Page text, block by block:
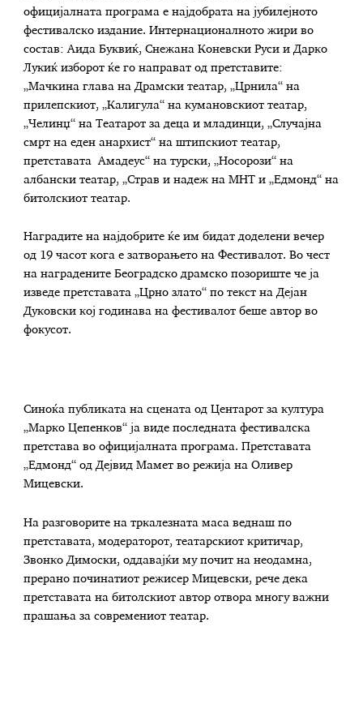
официјалната програма е најдобрата на јубилејното
фестивалско издание. Интернационалното жири во
состав: Аида Буквиќ, Снежана Коневски Руси и Дарко
Лукиќ изборот ќе го направат од претставите:
„Мачкина глава на Драмски театар, „Црнила“ на
прилепскиот, „Калигула“ на кумановскиот театар,
„Челинџ“ на Театарот за деца и младинци, „Случајна
смрт на еден анархист“ на штипскиот театар,
претставата Амадеус“ на турски, „Носорози“ на
албански театар, „Страв и надеж на МНТ и „Едмонд“ на
битолскиот театар.
Наградите на најдобрите ќе им бидат доделени вечер
од 19 часот кога е затворањето на Фестивалот. Во чест
на наградените Београдско драмско позориште че ја
изведе претставата „Црно злато“ по текст на Дејан
Дуковски кој годинава на фестивалот беше автор во
фокусот.
Синоќа публиката на сцената од Центарот за култура
„Марко Цепенков“ ја виде последната фестивалска
претстава во официјалната програма. Претставата
„Едмонд“ од Дејвид Мамет во режија на Оливер
Мицевски.
На разговорите на тркалезната маса веднаш по
претставата, модераторот, театарскиот критичар,
Звонко Димоски, оддавајќи му почит на неодамна,
прерано починатиот режисер Мицевски, рече дека
претставата на битолскиот автор отвора многу важни
прашања за современиот театар.